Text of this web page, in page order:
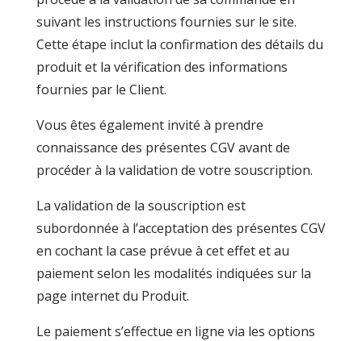
suivant les instructions fournies sur le site.
Cette étape inclut la confirmation des détails du
produit et la vérification des informations
fournies par le Client.
Vous êtes également invité à prendre
connaissance des présentes CGV avant de
procéder à la validation de votre souscription.
La validation de la souscription est
subordonnée à l’acceptation des présentes CGV
en cochant la case prévue à cet effet et au
paiement selon les modalités indiquées sur la
page internet du Produit.
Le paiement s’effectue en ligne via les options